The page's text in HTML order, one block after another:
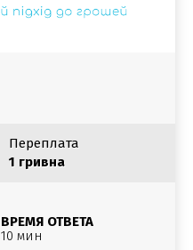
Переплата
1 гривна
ВРЕМЯ ОТВЕТА
10 мин